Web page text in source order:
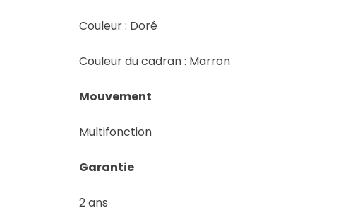
Couleur : Doré
Couleur du cadran : Marron
Mouvement
Multifonction
Garantie
2 ans